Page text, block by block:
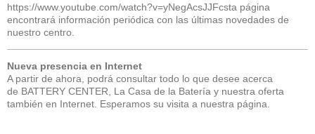
https://www.youtube.com/watch?v=yNegAcsJJFcsta página
encontrará información periódica con las últimas novedades de
nuestro centro.
Nueva presencia en Internet
A partir de ahora, podrá consultar todo lo que desee acerca
de BATTERY CENTER, La Casa de la Batería y nuestra oferta
también en Internet. Esperamos su visita a nuestra página.